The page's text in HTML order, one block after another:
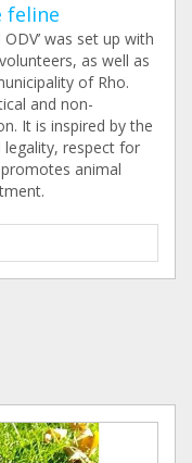
feline
was set up with
as well as
of Rho.
and non-
It is inspired by the
legality, respect for
animal